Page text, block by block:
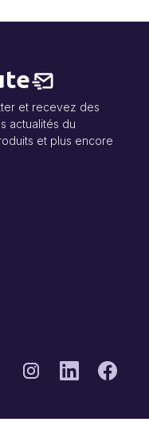
et recevez des
actualités du
et plus encore